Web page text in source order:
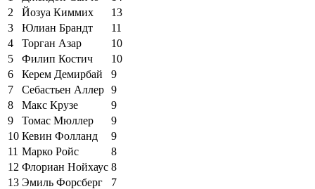
2
Йозуа Киммих
13
3
Юлиан Брандт
11
4
Торган Азар
10
5
Филип Костич
10
6
Керем Демирбай
9
7
Себастьен Аллер 9
8
Макс Крузе
9
9
Томас Мюллер
9
10 Кевин Фолланд
9
11 Марко Ройс
8
12 Флориан Нойхаус 8
13 Эмиль Форсберг
7